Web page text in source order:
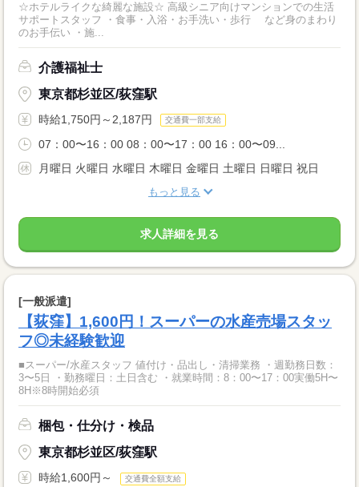
☆ホテルライクな綺麗な施設☆ 高級シニア向けマンションでの生活
サポートスタッフ ・食事・入浴・お手洗い・歩行 など身のまわり
のお手伝い ・施...
介護福祉士
東京都杉並区/荻窪駅
時給1,750円～2,187円 交通費一部支給
07：00〜16：00 08：00〜17：00 16：00〜09...
月曜日 火曜日 水曜日 木曜日 金曜日 土曜日 日曜日 祝日
もっと見る
求人詳細を見る
[一般派遣]
【荻窪】1,600円！スーパーの水産売場スタッ
フ◎未経験歓迎
■スーパー/水産スタッフ 値付け・品出し・清掃業務 ・週勤務日数：
3〜5日 ・勤務曜日：土日含む ・就業時間：8：00〜17：00実働5H〜
8H※8時開始必須
梱包・仕分け・検品
東京都杉並区/荻窪駅
時給1,600円～ 交通費全額支給